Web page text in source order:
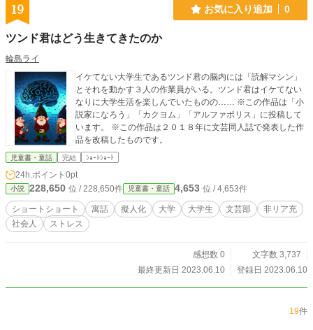
19 お気に入り追加 0
ツンド君はどう生きてきたのか
輪島ライ
イケてない大学生であるツンド君の脳内には「読解マシン」
とそれを動かす３人の作業員がいる。ツンド君はイケてない
なりに大学生活を楽しんでいたものの…… ※この作品は「小
説家になろう」「カクヨム」「アルファポリス」に投稿して
います。 ※この作品は２０１８年に文芸同人誌で発表した作
品を改稿したものです。
児童書・童話 完結 ｼｮｰﾄｼｮｰﾄ
24h.ポイント 0pt
小説 228,650 位 / 228,650件 児童書・童話 4,653 位 / 4,653件
ショートショート 寓話 擬人化 大学 大学生 文芸部
非リア充
社会人
ストレス
感想数 0
文字数 3,737
最終更新日 2023.06.10
登録日 2023.06.10
19件